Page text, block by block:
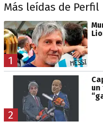
Más leídas de Perfil
1
2
un